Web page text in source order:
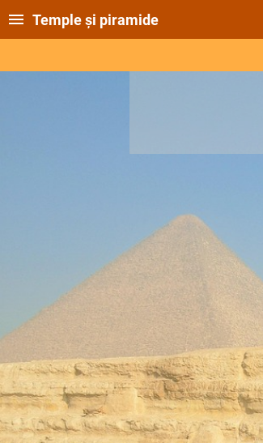
Temple și piramide